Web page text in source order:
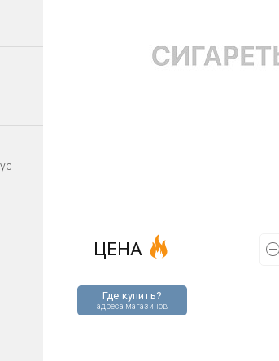
Где купить?
адреса магазинов
ЦЕНА